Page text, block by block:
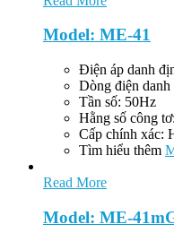
Model: ME-41
Điện áp danh
Dòng điện
Tần số: 50Hz
Hằng số công
Cấp chính xác:
Tìm hiểu thêm
Read More
Model: ME-